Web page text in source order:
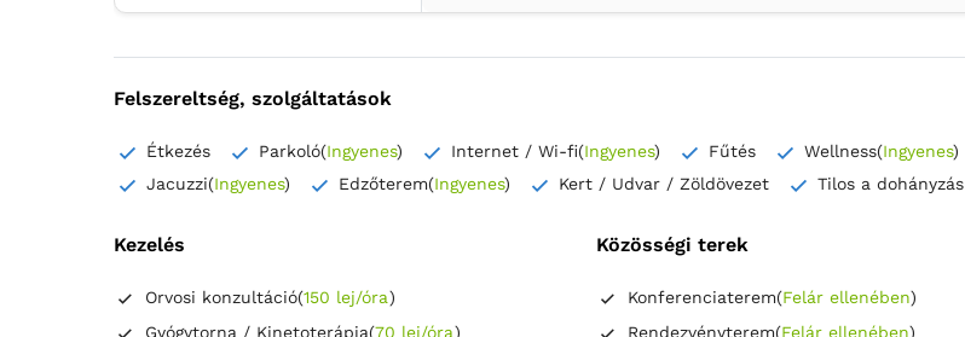
Hipoallergén párna
Kábelcsatornák
Konnektor az ágy melett
Ingyenes pipereholmi
Fürdőköpeny
Házipapucs
Felszereltség, szolgáltatások
Étkezés Parkoló(Ingyenes) Internet / Wi-fi(Ingyenes) Fűtés Wellness(Ingyenes)
Jacuzzi(Ingyenes) Edzőterem(Ingyenes) Kert / Udvar / Zöldövezet Tilos a dohányzás
Kezelés
Orvosi konzultáció(150 lej/óra)
Gyógytorna / Kinetoterápia(70 lej/óra)
Közösségi terek
Konferenciaterem(Felár ellenében)
Rendezvényterem(Felár ellenében)